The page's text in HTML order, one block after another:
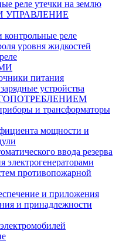
реле утечки на землю
УПРАВЛЕНИЕ
реле
уровня жидкостей
питания
устройства
и трансформаторы
мощности и
ввода резерва
электрогенераторами
противопожарной
и приложения
и принадлежности